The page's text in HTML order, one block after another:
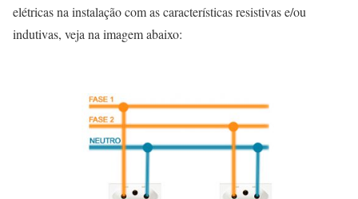
elétricas na instalação com as características resistivas e/ou
indutivas, veja na imagem abaixo: